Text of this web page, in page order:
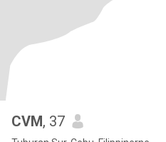
CVM, 37